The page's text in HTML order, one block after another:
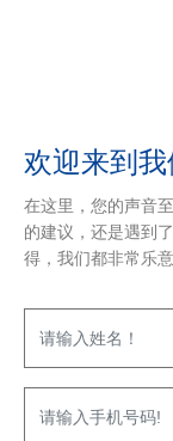
欢迎来到我
在这里，您的声音
的建议，还是遇到
得，我们都非常乐意